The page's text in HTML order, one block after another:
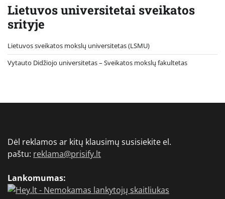
Lietuvos universitetai sveikatos
srityje
Lietuvos sveikatos mokslų universitetas (LSMU)
Vytauto Didžiojo universitetas– Sveikatos mokslų fakultetas
Dėl reklamos ar kitų klausimų susisiekite el.
paštu: reklama@prisify.lt
Lankomumas: